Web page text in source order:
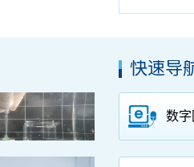
07-13 ]
7月16日-
2026-07-09
6月30日-
29 ]
快速导
数字